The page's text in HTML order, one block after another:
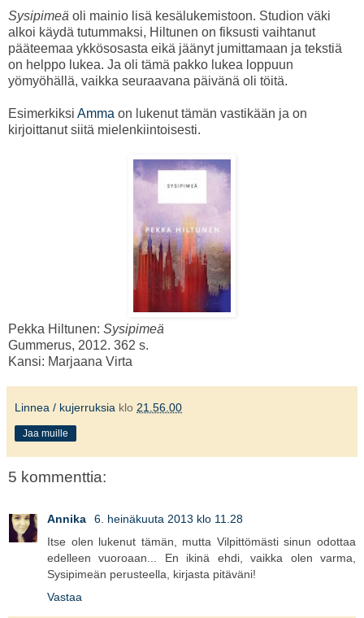
Sysipimeä oli mainio lisä kesälukemistoon. Studion väki
alkoi käydä tutummaksi, Hiltunen on fiksusti vaihtanut
pääteemaa ykkösosasta eikä jäänyt jumittamaan ja tekstiä
on helppo lukea. Ja oli tämä pakko lukea loppuun
yömyöhällä, vaikka seuraavana päivänä oli töitä.
Esimerkiksi Amma on lukenut tämän vastikään ja on
kirjoittanut siitä mielenkiintoisesti.
Pekka Hiltunen: Sysipimeä
Gummerus, 2012. 362 s.
Kansi: Marjaana Virta
Linnea / kujerruksia klo 21.56.00
Jaa muille
5 kommenttia:
Annika
6. heinäkuuta 2013 klo 11.28
Itse olen lukenut tämän, mutta Vilpittömästi sinun odottaa
edelleen vuoroaan... En ikinä ehdi, vaikka olen varma,
Sysipimeän perusteella, kirjasta pitäväni!
Vastaa